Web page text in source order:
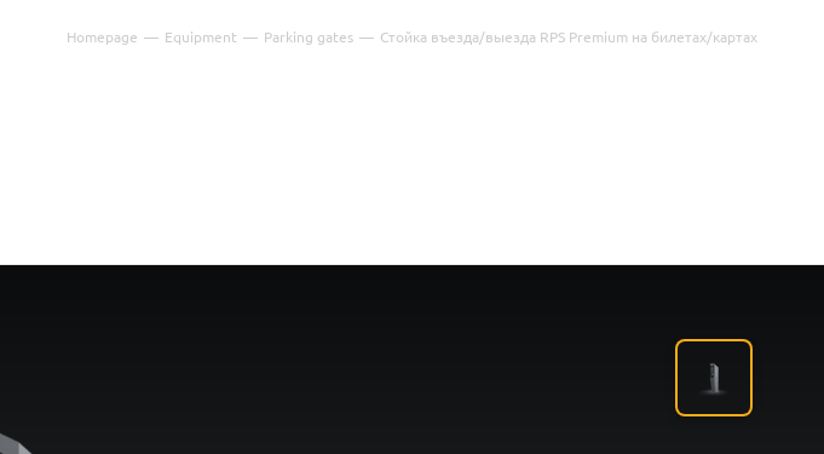
Homepage — Equipment — Parking gates — Стойка въезда/выезда RPS Premium на билетах/картах